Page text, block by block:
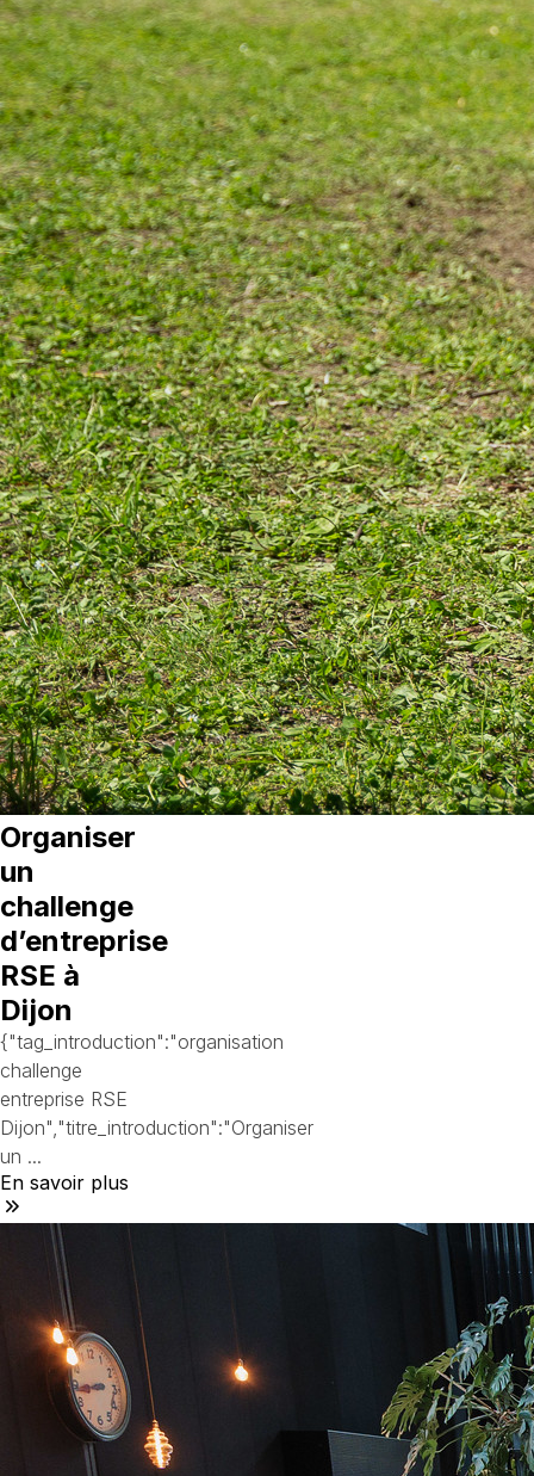
Organiser
un
challenge
d’entreprise
RSE à
Dijon
{"tag_introduction":"organisation
challenge
entreprise RSE
Dijon","titre_introduction":"Organiser
un ...
En savoir plus